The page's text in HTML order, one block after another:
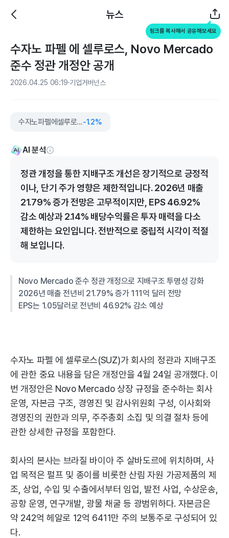
뉴스
링크를 복사해서 공유해보세요
수자노 파펠 에 셀루로스, Novo Mercado
준수 정관 개정안 공개
2026.04.25 06:19 기업거버넌스
수자노파펠에셀루로스-1.2%
AI 분석
정관 개정을 통한 지배구조 개선은 장기적으로 긍정적
이나, 단기 주가 영향은 제한적입니다. 2026년 매출
21.79% 증가 전망은 고무적이지만, EPS 46.92%
감소 예상과 2.14% 배당수익률은 투자 매력을 다소
제한하는 요인입니다. 전반적으로 중립적 시각이 적절
해 보입니다.
Novo Mercado 준수 정관 개정으로 지배구조 투명성 강화
2026년 매출 전년비 21.79% 증가 111억 달러 전망
EPS는 1.05달러로 전년비 46.92% 감소 예상
수자노 파펠 에 셀루로스(SUZ)가 회사의 정관과 지배구조
에 관한 중요 내용을 담은 개정안을 4월 24일 공개했다. 이
번 개정안은 Novo Mercado 상장 규정을 준수하는 회사
운영, 자본금 구조, 경영진 및 감사위원회 구성, 이사회와
경영진의 권한과 의무, 주주총회 소집 및 의결 절차 등에
관한 상세한 규정을 포함한다.
회사의 본사는 브라질 바이아 주 살바도르에 위치하며, 사
업 목적은 펄프 및 종이를 비롯한 산림 자원 가공제품의 제
조, 상업, 수입 및 수출에서부터 임업, 발전 사업, 수상운송,
공항 운영, 연구개발, 광물 채굴 등 광범위하다. 자본금은
약 242억 헤알로 12억 6411만 주의 보통주로 구성되어 있
다.